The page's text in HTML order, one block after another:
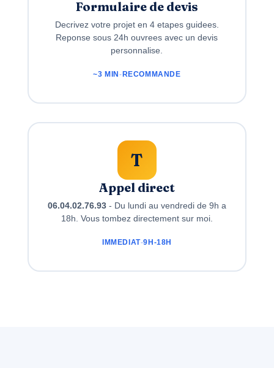
Formulaire de devis
Decrivez votre projet en 4 etapes guidees.
Reponse sous 24h ouvrees avec un devis
personnalise.
~3 MIN - RECOMMANDE
T
Appel direct
06.04.02.76.93- Du lundi au vendredi de 9h a
18h. Vous tombez directement sur moi.
IMMEDIAT-9H-18H